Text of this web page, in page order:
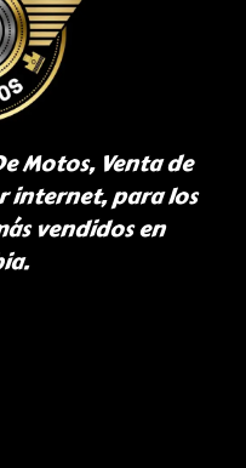
Motos, Venta de
internet, para los
vendidos en